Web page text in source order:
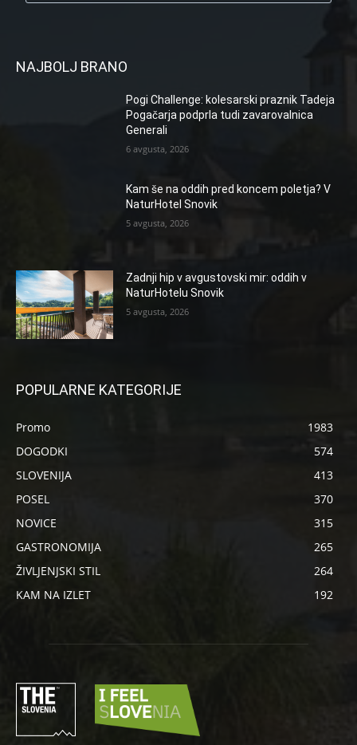
NAJBOLJ BRANO
Pogi Challenge: kolesarski praznik Tadeja
Pogačarja podprla tudi zavarovalnica
Generali
6 avgusta, 2026
Kam še na oddih pred koncem poletja? V
NaturHotel Snovik
5 avgusta, 2026
Zadnji hip v avgustovski mir: oddih v
NaturHotelu Snovik
5 avgusta, 2026
POPULARNE KATEGORIJE
Promo
1983
DOGODKI
574
SLOVENIJA
413
POSEL
370
NOVICE
315
GASTRONOMIJA
265
ŽIVLJENJSKI STIL
264
KAM NA IZLET
192